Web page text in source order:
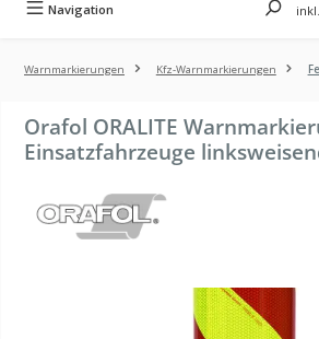
Navigation
Warnmarkierungen Kfz-Warnmarkierungen
Orafol ORALITE
Einsatzfahrzeuge